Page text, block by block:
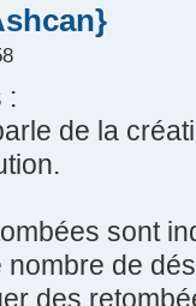
:
de la
sont
de
des